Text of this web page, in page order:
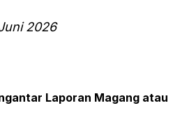
2026
Laporan Magang atau